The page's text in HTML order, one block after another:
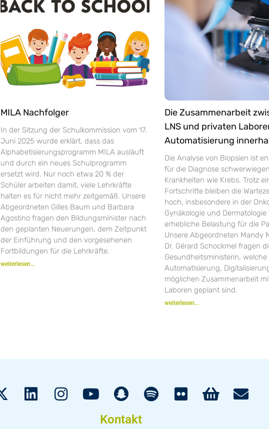
MILA Nachfolger
In der Sitzung der Schulkommission vom 17.
Juni 2025 wurde erklärt, dass das
Alphabetisierungsprogramm MILA ausläuft
und durch ein neues Schulprogramm
ersetzt wird. Nur noch etwa 20 % der
Schüler arbeiten damit, viele Lehrkräfte
halten es für nicht mehr zeitgemäß. Unsere
Abgeordneten Gilles Baum und Barbara
Agostino fragen den Bildungsminister nach
den geplanten Neuerungen, dem Zeitpunkt
der Einführung und den vorgesehenen
Fortbildungen für die Lehrkräfte.
weiterlesen...
Die Zusammenarbeit
LNS und privaten
Automatisierung
Die Analyse von Biopsien ist
für die Diagnose
Krankheiten wie Krebs. Trotz
Fortschritte bleiben die
hoch, insbesondere in der
Gynäkologie und Dermatologie
erhebliche Belastung für die
Unsere Abgeordneten Mandy
Dr. Gérard Schockmel fragen
Gesundheitsministerin,
Automatisierung,
möglichen Zusammenarbeit
Laboren geplant sind.
weiterlesen...
Kontakt